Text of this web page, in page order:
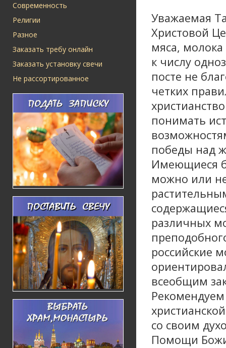
Современность
Религии
Разное
Заказать требу онлайн
Заказать установку свечи
Не рассортированное
Уважаемая
Христовой
мяса,
к числу
посте не
четких
понимать
победы над
Имеющиеся
можно или
различных
российские
всеобщим
со своим
Помощи